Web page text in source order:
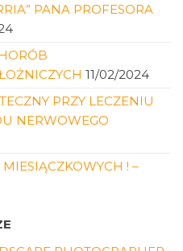
PANA PROFESORA
11/02/2024
PRZY LECZENIU
NERWOWEGO
! –